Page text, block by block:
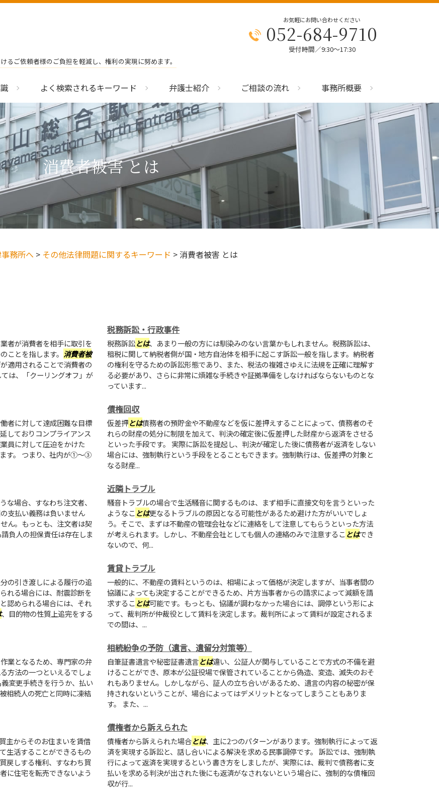
消費者被害 とは
ご依頼者様のご負担を軽減し、権利の実現に努めます。
お気軽にお問い合わせください
052-684-9710
受付時間／9:30～17:30
よく検索されるキーワード 弁護士紹介 ご相談の流れ 事務所概要
務所へ > その他法律問題に関するキーワード > 消費者被害 とは
者が消費者を相手に取引を
ことを指します。 消費者被
適用されることで消費者の
は、「クーリングオフ」が
税務訴訟・行政事件
税務訴訟とは、あまり一般の方には馴染みのない言葉かもしれません。税務訴訟は、
租税に関して納税者側が国・地方自治体を相手に起こす訴訟一般を指します。納税者
の権利を守るための訴訟形態であり、また、税法の複雑さゆえに法規を正確に理解す
る必要があり、さらに非常に煩雑な手続きや証拠準備をしなければならないものとな
っています...
者に対して達成困難な目標
しておりコンプライアンス
員に対して圧迫をかけた
す。 つまり、社内が①～③
債権回収
仮差押とは債務者の預貯金や不動産などを仮に差押えすることによって、債務者のそ
れらの財産の処分に制限を加えて、判決の確定後に仮差押した財産から返済をさせる
といった手段です。 実際に訴訟を提起し、判決が確定した後に債務者が返済をしない
場合には、強制執行という手段をとることもできます。強制執行は、仮差押の対象と
なる財産...
な場合、すなわち注文者、
支払い義務は負いません
ん。もっとも、注文者は契
負人の担保責任は存在しま
近隣トラブル
騒音トラブルの場合で生活騒音に関するものは、まず相手に直接文句を言うといった
ようなことは更なるトラブルの原因となる可能性があるため避けた方がいいでしょ
う。そこで、まずは不動産の管理会社などに連絡をして注意してもらうといった方法
が考えられます。しかし、不動産会社としても個人の連絡のみで注意することはでき
ないので、何...
の引き渡しによる履行の追
れる場合には、耐震診断を
認められる場合には、それ
、目的物の性質上追完をする
賃貸トラブル
一般的に、不動産の賃料というのは、相場によって価格が決定しますが、当事者間の
協議によっても決定することができるため、片方当事者からの請求によって減額を請
求することは可能です。もっとも、協議が調わなかった場合には、調停という形によ
って、裁判所が仲裁役として賃料を決定します。裁判所によって賃料が設定されるま
での間は、...
業となるため、専門家の弁
方法の一つといえるでしょ
変更手続きを行うか、払い
相続人の死亡と同時に凍結
相続紛争の予防（遺言、遺留分対策等）
自筆証書遺言や秘密証書遺言とは違い、公証人が関与していることで方式の不備を避
けることができ、原本が公証役場で保管されていることから偽造、変造、滅失のおそ
れもありません。しかしながら、証人の立ち合いがあるため、遺言の内容の秘密が保
持されないということが、場合によってはデメリットとなってしまうこともありま
す。 また、...
主からそのお住まいを賃借
生活することができるもの
戻しする権利、すなわち買
に住宅を転売できないよう
債権者から訴えられた
債権者から訴えられた場合とは、主に2つのパターンがあります。強制執行によって返
済を実現する訴訟と、話し合いによる解決を求める民事調停です。 訴訟では、強制執
行によって返済を実現するという書き方をしましたが、実際には、裁判で債務者に支
払いを求める判決が出された後にも返済がなされないという場合に、強制的な債権回
収が行...